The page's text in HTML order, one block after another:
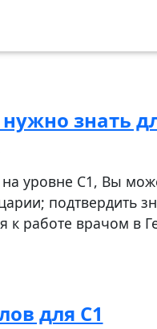
знать
уровне С1, Вы
подтвердить
к работе врачом в
для С1